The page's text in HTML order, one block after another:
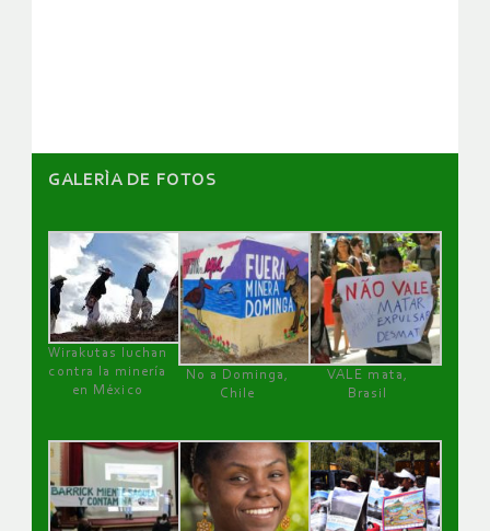
GALERÌA DE FOTOS
Wirakutas luchan
contra la minería
en México
No a Dominga,
Chile
VALE mata,
Brasil